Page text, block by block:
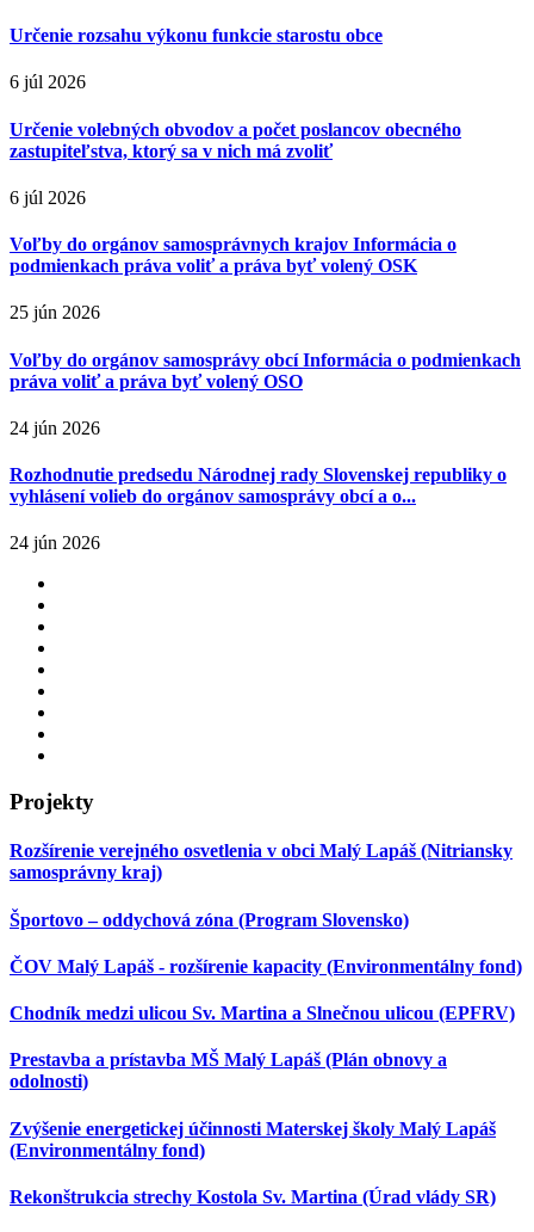
Určenie rozsahu výkonu funkcie starostu obce
6 júl 2026
Určenie volebných obvodov a počet poslancov obecného
zastupiteľstva, ktorý sa v nich má zvoliť
6 júl 2026
Voľby do orgánov samosprávnych krajov Informácia o
podmienkach práva voliť a práva byť volený OSK
25 jún 2026
Voľby do orgánov samosprávy obcí Informácia o podmienkach
práva voliť a práva byť volený OSO
24 jún 2026
Rozhodnutie predsedu Národnej rady Slovenskej republiky o
vyhlásení volieb do orgánov samosprávy obcí a o...
24 jún 2026
Projekty
Rozšírenie verejného osvetlenia v obci Malý Lapáš (Nitriansky
samosprávny kraj)
Športovo – oddychová zóna (Program Slovensko)
ČOV Malý Lapáš - rozšírenie kapacity (Environmentálny fond)
Chodník medzi ulicou Sv. Martina a Slnečnou ulicou (EPFRV)
Prestavba a prístavba MŠ Malý Lapáš (Plán obnovy a
odolnosti)
Zvýšenie energetickej účinnosti Materskej školy Malý Lapáš
(Environmentálny fond)
Rekonštrukcia strechy Kostola Sv. Martina (Úrad vlády SR)